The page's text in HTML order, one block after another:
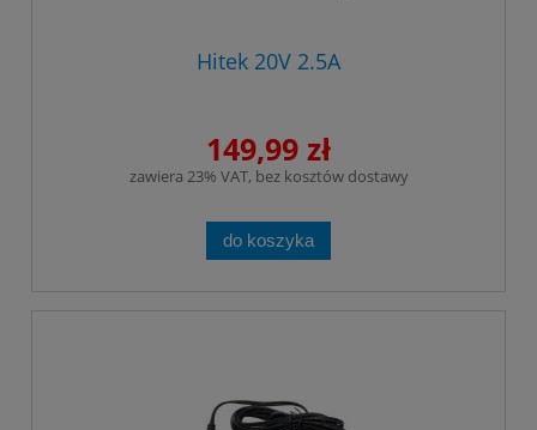
Hitek 20V 2.5A
149,99 zł
zawiera 23% VAT, bez kosztów dostawy
do koszyka